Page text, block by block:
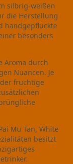
silbrig-weißen
die Herstellung
handgepflückte
besonders
Aroma durch
Nuancen. Je
fruchtige
Mu Tan, White
besitzt